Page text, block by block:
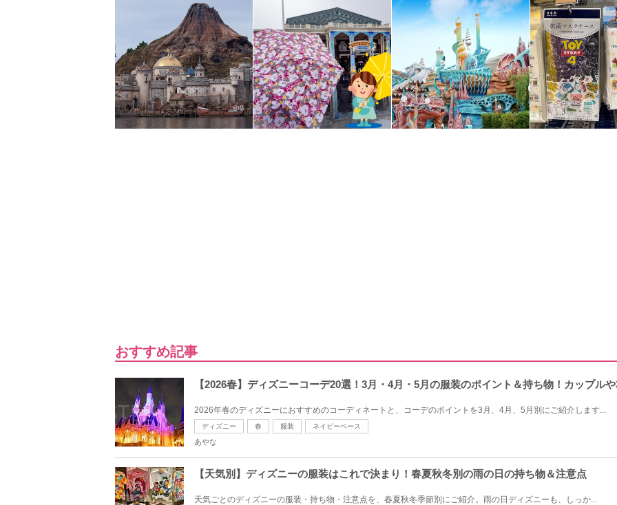
おすすめ記事
【2026春】ディズニーコーデ20選！3月・4月・5月の服装のポイント＆持ち物！カップル
2026年春のディズニーにおすすめのコーディネートと、コーデのポイントを3月、4月、5月別にご紹介します...
ディズニー 春 服装 ネイビーベース
あやな
【天気別】ディズニーの服装はこれで決まり！春夏秋冬別の雨の日の持ち物＆注意点
天気ごとのディズニーの服装・持ち物・注意点を、春夏秋冬季節別にご紹介。雨の日ディズニーも、しっか...